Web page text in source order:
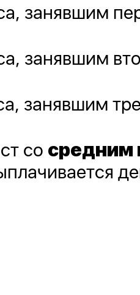
занявшим
занявшим
занявшим
со средним